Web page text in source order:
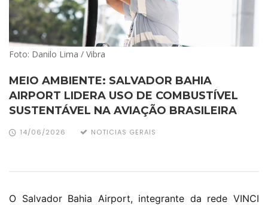
Foto: Danilo Lima / Vibra
MEIO AMBIENTE: SALVADOR BAHIA
AIRPORT LIDERA USO DE COMBUSTÍVEL
SUSTENTÁVEL NA AVIAÇÃO BRASILEIRA
14/06/2026 NOTICIAS GERAIS
O Salvador Bahia Airport, integrante da rede VINCI